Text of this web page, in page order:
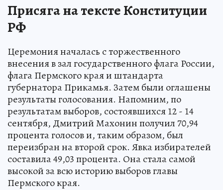
Присяга на тексте Конституции
РФ
Церемония началась с торжественного
внесения в зал государственного флага России,
флага Пермского края и штандарта
губернатора Прикамья. Затем были оглашены
результаты голосования. Напомним, по
результатам выборов, состоявшихся 12 - 14
сентября, Дмитрий Махонин получил 70,94
процента голосов и, таким образом, был
переизбран на второй срок. Явка избирателей
составила 49,03 процента. Она стала самой
высокой за всю историю выборов главы
Пермского края.